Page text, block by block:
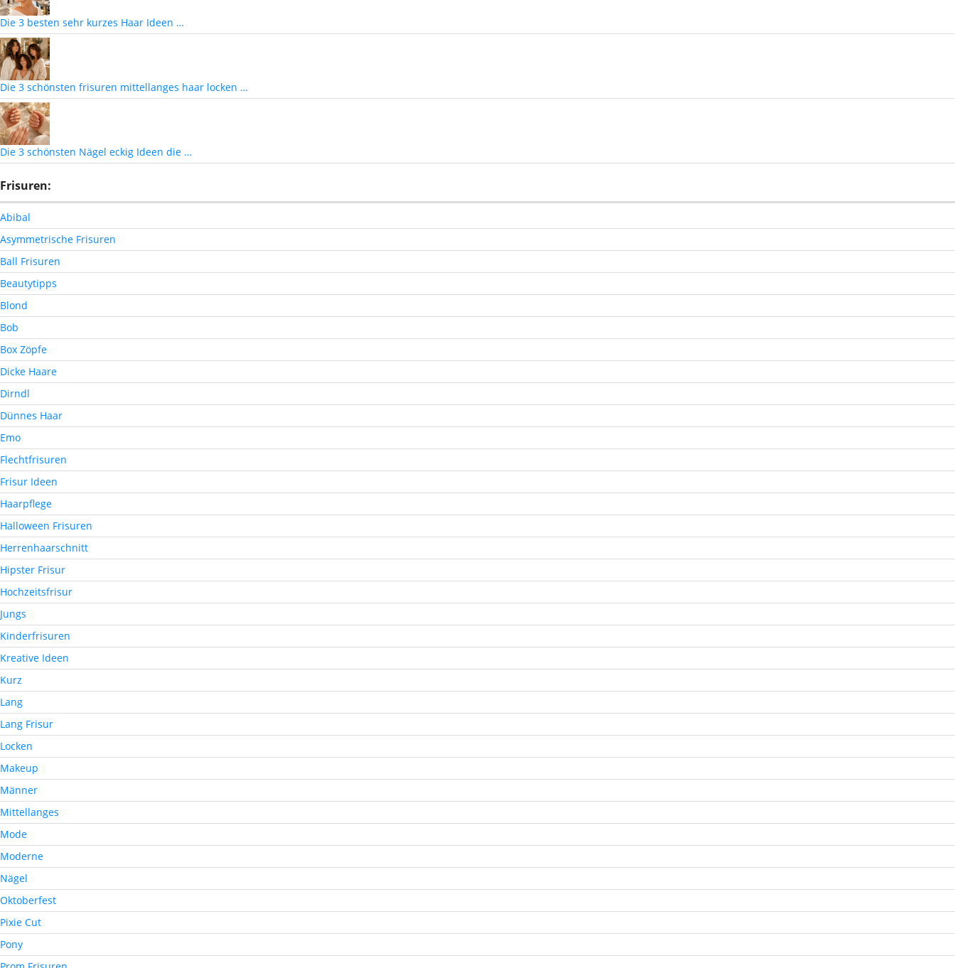
Die 3 besten sehr kurzes Haar Ideen …
Die 3 schönsten frisuren mittellanges haar locken …
Die 3 schönsten Nägel eckig Ideen die …
Frisuren:
Abibal
Asymmetrische Frisuren
Ball Frisuren
Beautytipps
Blond
Bob
Box Zöpfe
Dicke Haare
Dirndl
Dünnes Haar
Emo
Flechtfrisuren
Frisur Ideen
Haarpflege
Halloween Frisuren
Herrenhaarschnitt
Hipster Frisur
Hochzeitsfrisur
Jungs
Kinderfrisuren
Kreative Ideen
Kurz
Lang
Lang Frisur
Locken
Makeup
Männer
Mittellanges
Mode
Moderne
Nägel
Oktoberfest
Pixie Cut
Pony